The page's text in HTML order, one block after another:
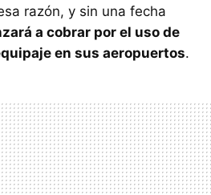
razón, y sin una fecha
a cobrar por el uso de
en sus aeropuertos.